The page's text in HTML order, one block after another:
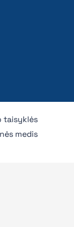
taisyklės
medis